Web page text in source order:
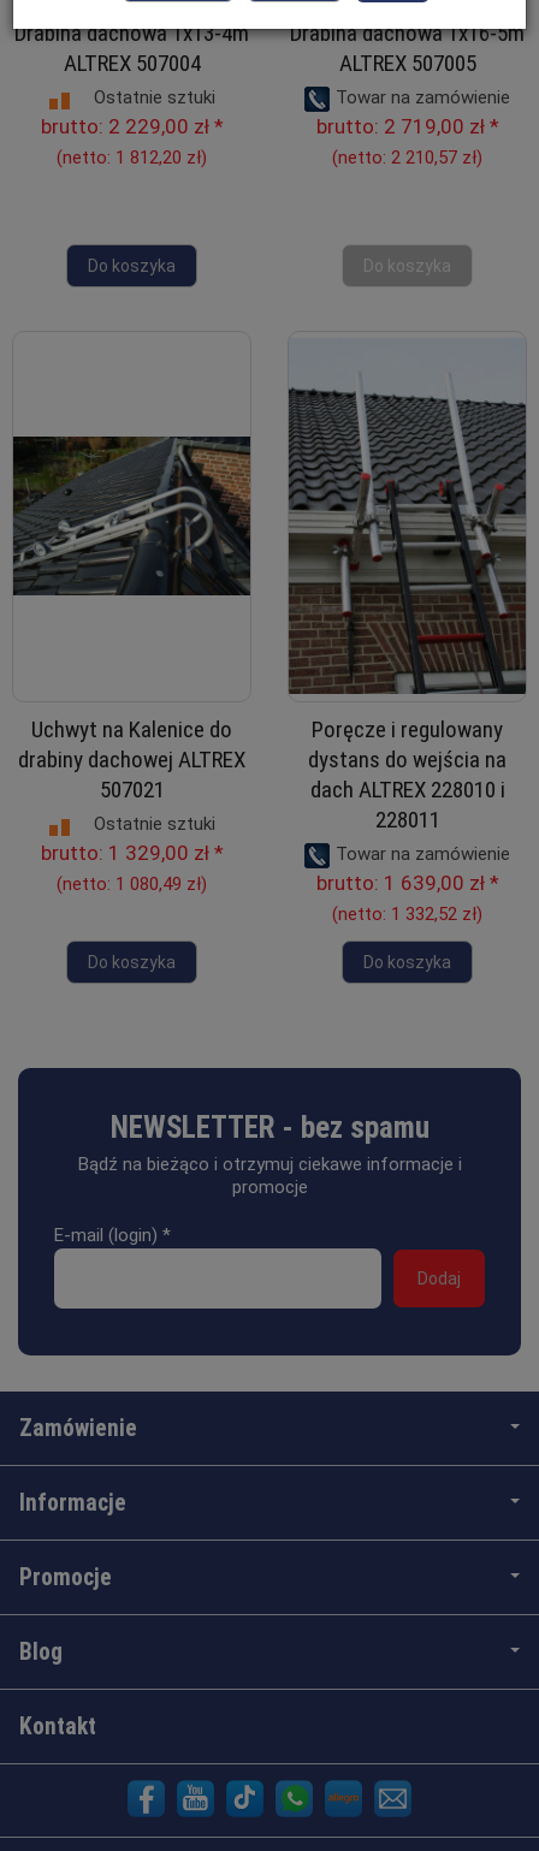
Drabina dachowa 1x13-4m
ALTREX 507004
Ostatnie sztuki
brutto: 2 229,00 zł*
(netto: 1 812,20 zł)
Do koszyka
Drabina dachowa 1x16-5m
ALTREX 507005
Towar na zamówienie
brutto: 2 719,00 zł*
(netto: 2 210,57 zł)
Do koszyka
Uchwyt na Kalenice do
drabiny dachowej ALTREX
507021
Ostatnie sztuki
brutto: 1 329,00 zł*
(netto: 1 080,49 zł)
Do koszyka
Poręcze i regulowany
dystans do wejścia na
dach ALTREX 228010 i
228011
Towar na zamówienie
brutto: 1 639,00 zł*
(netto: 1 332,52 zł)
Do koszyka
NEWSLETTER - bez spamu
Bądź na bieżąco i otrzymuj ciekawe informacje i
promocje
E-mail (login) *
Zamówienie
Informacje
Promocje
Blog
Kontakt